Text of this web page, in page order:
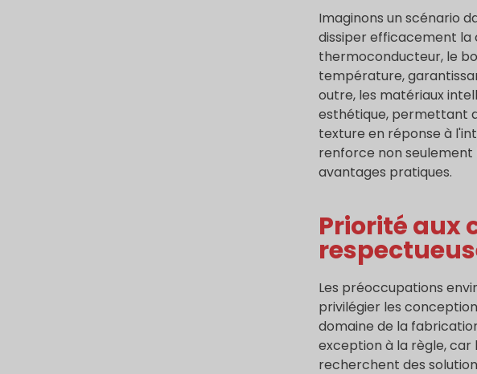
Imaginons un scénario
dissiper efficacement la
thermoconducteur, le
température,
outre, les matériaux
esthétique, permettant
texture en réponse à
renforce non
avantages pratiques.
Priorité aux
Les préoccupations
privilégier les
domaine de la
exception à la règle,
recherchent des